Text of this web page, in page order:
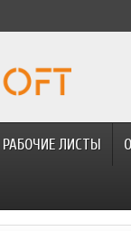
РАБОЧИЕ ЛИСТЫ